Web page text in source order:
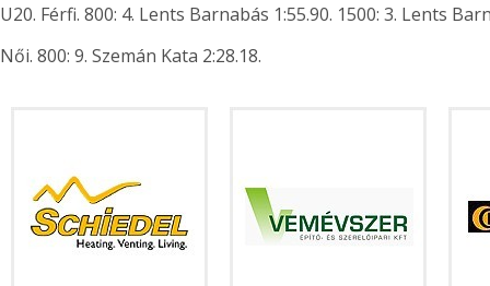
U20. Férfi. 800: 4. Lents Barnabás 1:55.90. 1500: 3. Lents
Női. 800: 9. Szemán Kata 2:28.18.